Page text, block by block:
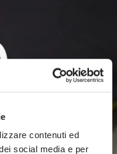
contenuti ed
social media e per